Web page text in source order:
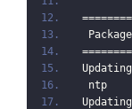
Updating